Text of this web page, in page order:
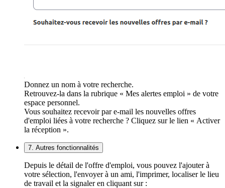
Donnez un nom à votre recherche.
Retrouvez-la dans la rubrique « Mes alertes emploi » de votre
espace personnel.
Vous souhaitez recevoir par e-mail les nouvelles offres
d'emploi liées à votre recherche ? Cliquez sur le lien « Activer
la réception ».
7. Autres fonctionnalités
Depuis le détail de l'offre d'emploi, vous pouvez l'ajouter à
votre sélection, l'envoyer à un ami, l'imprimer, localiser le lieu
de travail et la signaler en cliquant sur :